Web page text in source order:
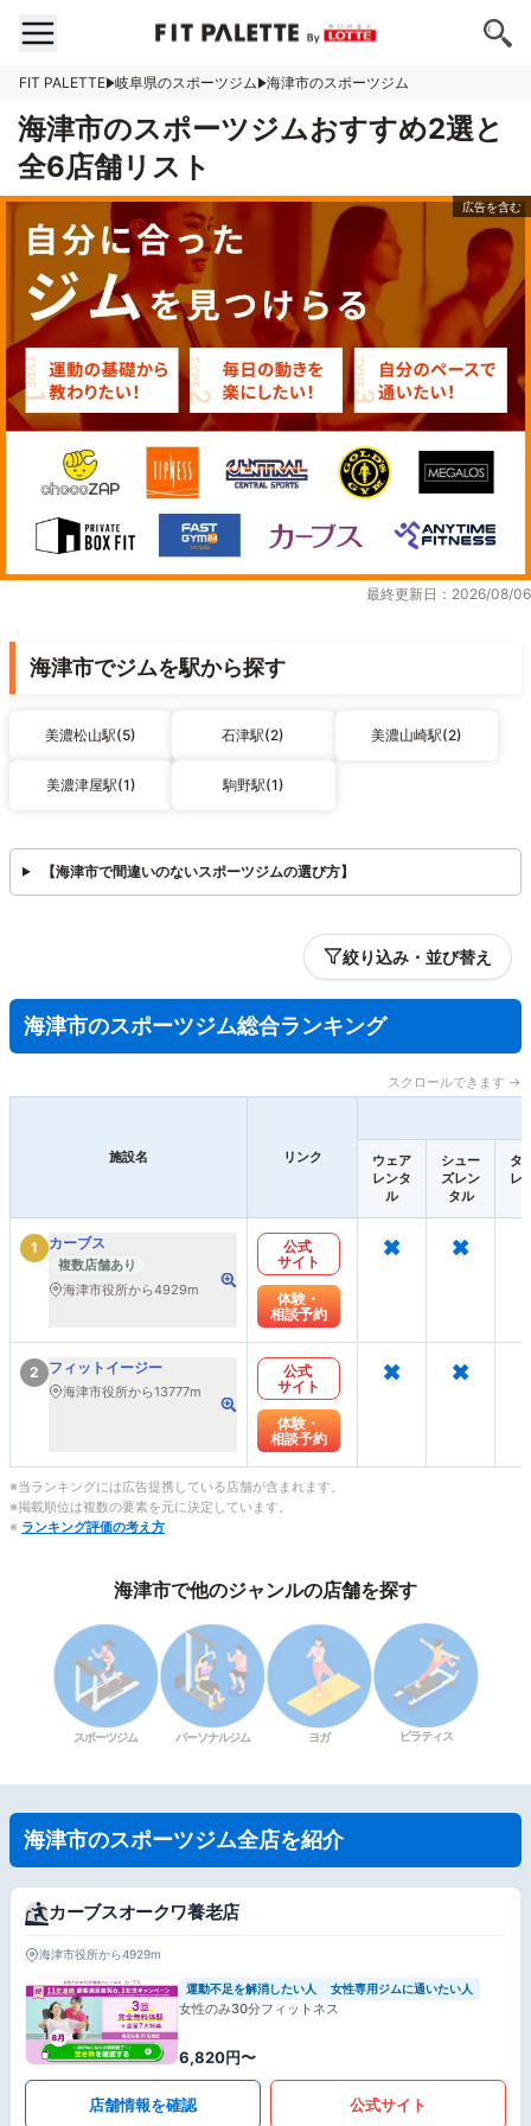
FIT PALETTE 岐阜県のスポーツジム 海津市のスポーツジム
海津市のスポーツジムおすすめ2選と
全6店舗リスト
最終更新日：2026/08/06
海津市でジムを駅から探す
美濃松山駅(5) 石津駅(2) 美濃山崎駅(2)
美濃津屋駅(1) 駒野駅(1)
【海津市で間違いのないスポーツジムの選び方】
絞り込み・並び替え
海津市のスポーツジム総合ランキング
スクロールできます →
施設名 リンク
ウェア
レンタ
ル
シュー
ズレン
タル
タ
レ
1 カーブス
複数店舗あり
海津市役所から4929m
公式
サイト
体験・
相談予約
× ×
2 フィットイージー
海津市役所から13777m
公式
サイト
体験・
相談予約
× ×
※当ランキングには広告提携している店舗が含まれます。
※掲載順位は複数の要素を元に決定しています。
※ ランキング評価の考え方
海津市で他のジャンルの店舗を探す
スポーツジム パーソナルジム ヨガ ピラティス
海津市のスポーツジム全店を紹介
カーブスオークワ養老店
海津市役所から4929m
運動不足を解消したい人 女性専用ジムに通いたい人
女性のみ30分フィットネス
6,820円〜
店舗情報を確認 公式サイト